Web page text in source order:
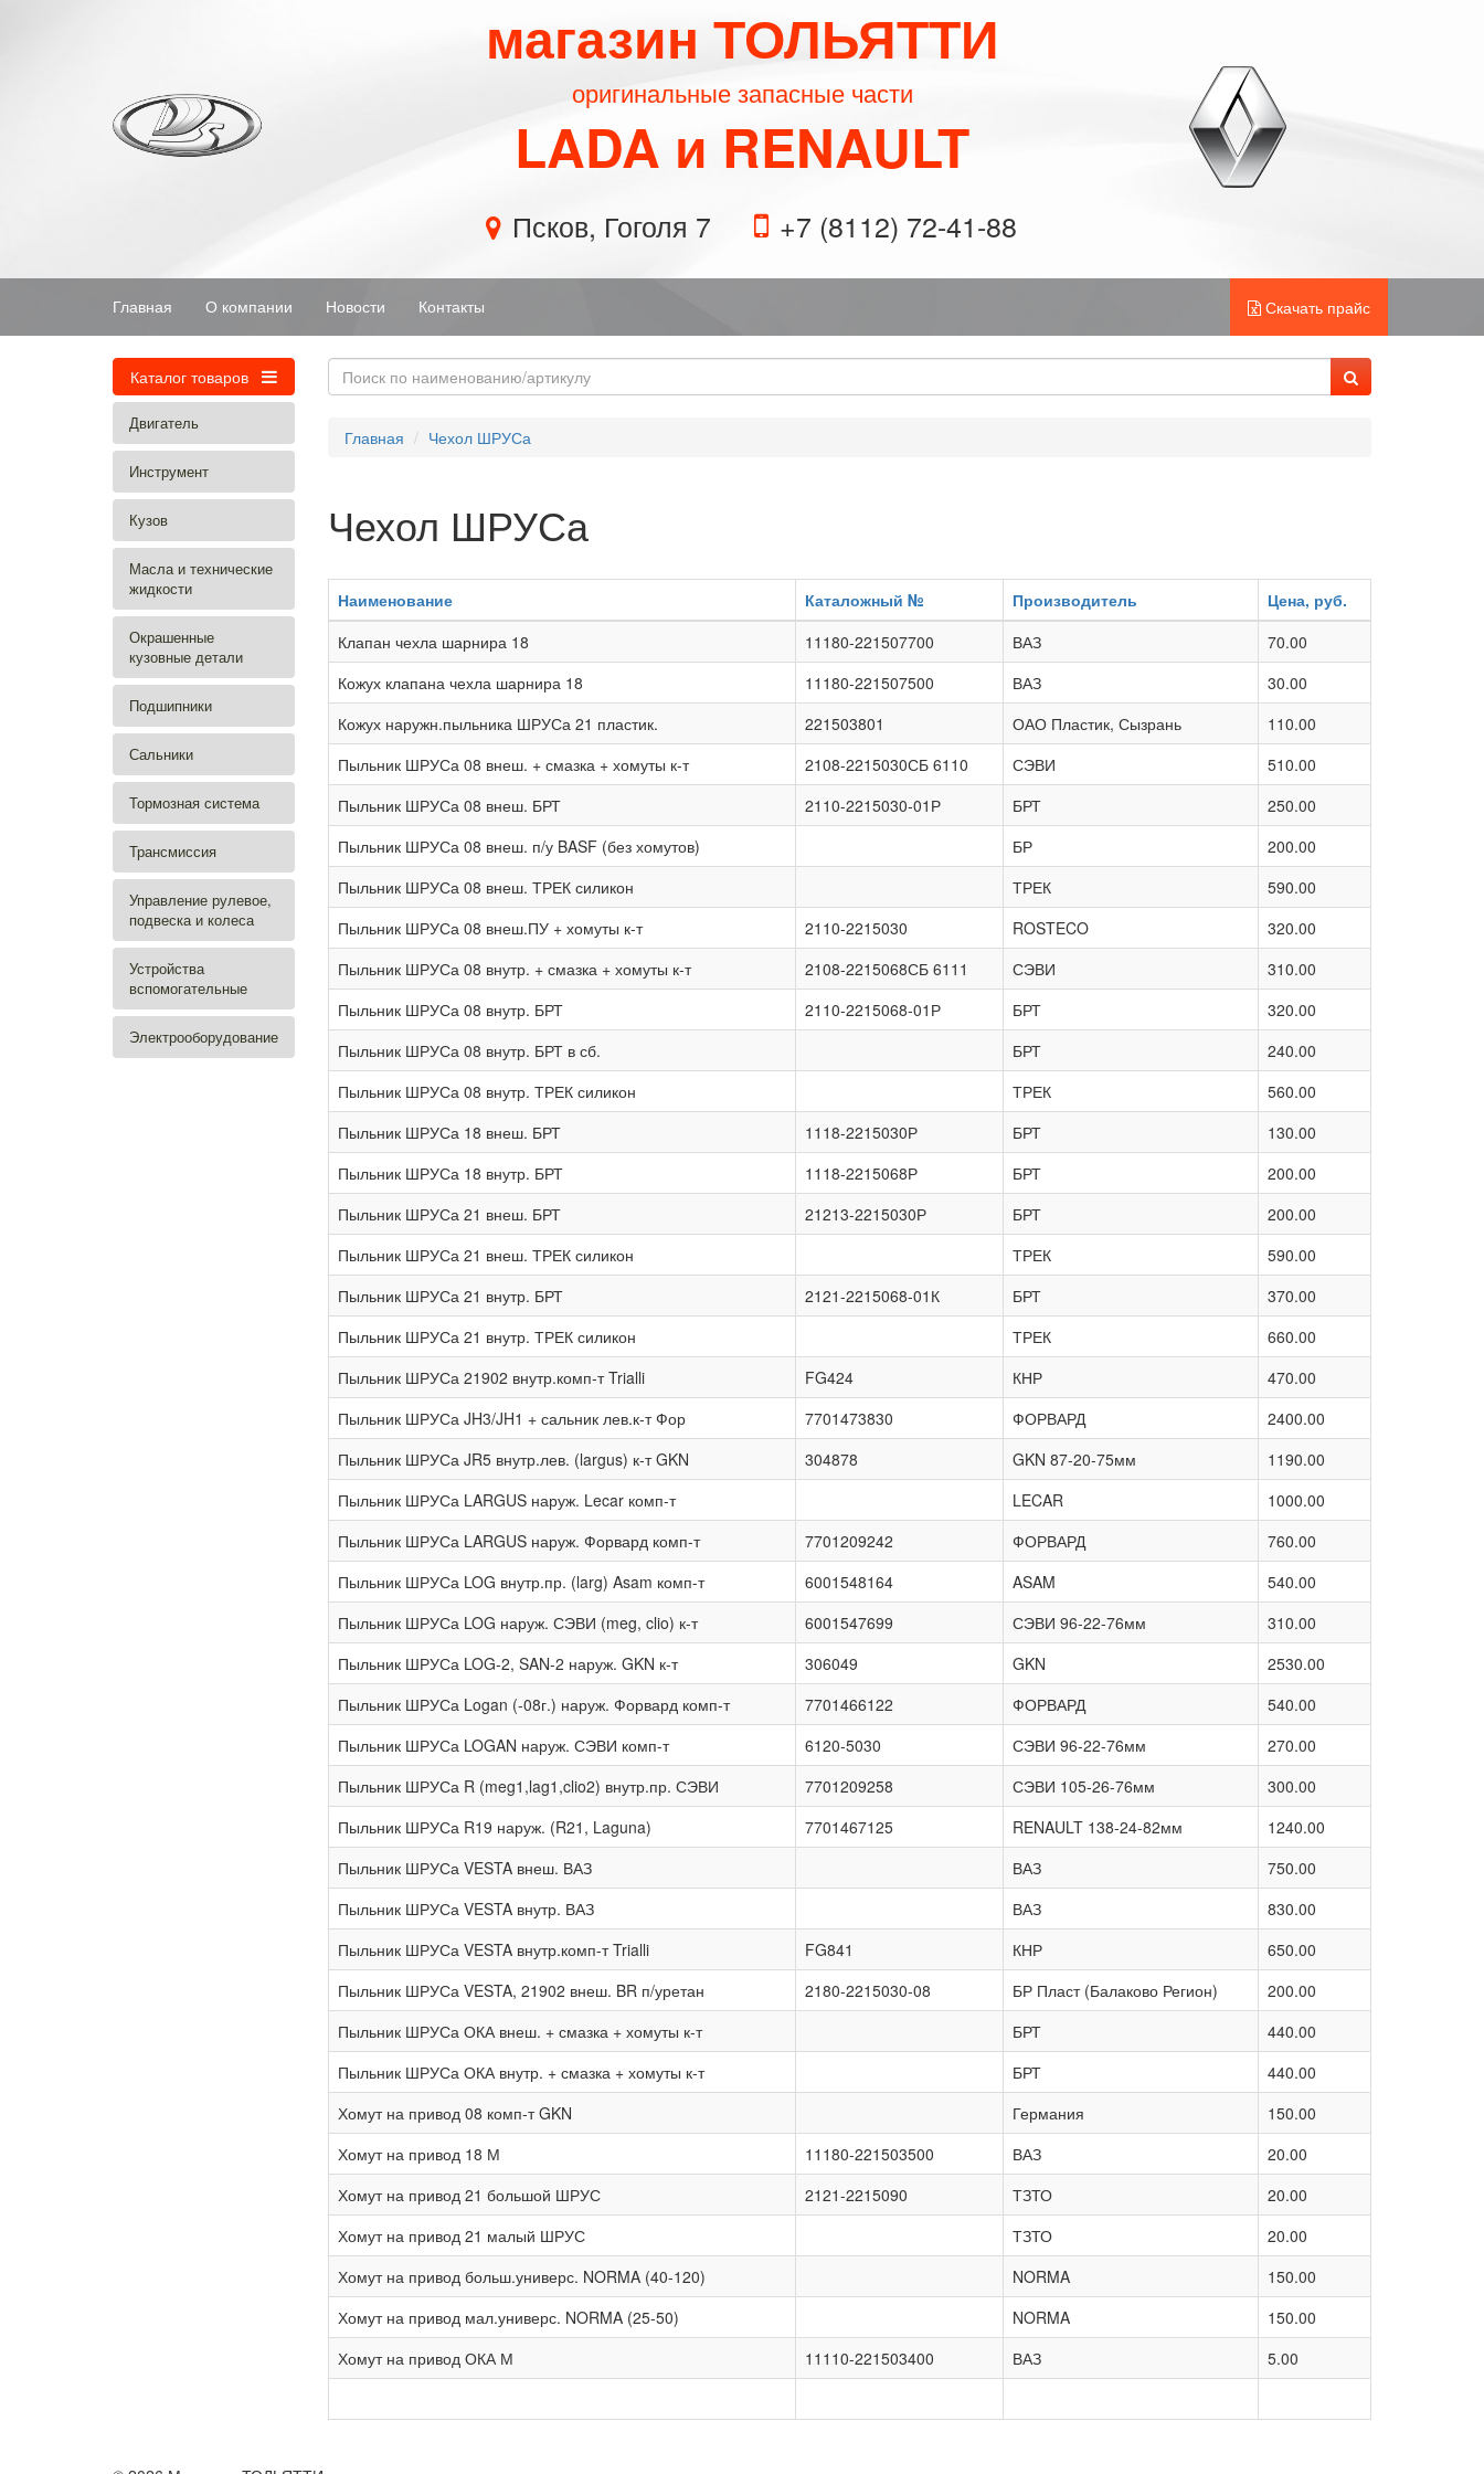
магазин ТОЛЬЯТТИ
оригинальные запасные части
LADA и RENAULT
Псков, Гоголя 7 +7 (8112) 72-41-88
Главная О компании Новости Контакты Скачать прайс
Каталог товаров
Двигатель
Инструмент
Кузов
Масла и технические
жидкости
Окрашенные
кузовные детали
Подшипники
Сальники
Тормозная система
Трансмиссия
Управление рулевое,
подвеска и колеса
Устройства
вспомогательные
Электрооборудование
Главная Чехол ШРУСа
Чехол ШРУСа
Наименование Каталожный № Производитель
Цена, руб.
Клапан чехла шарнира 18
11180-221507700 ВАЗ
70.00
Кожух клапана чехла шарнира 18
11180-221507500 ВАЗ
30.00
Кожух наружн.пыльника ШРУСа 21 пластик.
221503801 ОАО Пластик, Сызрань
110.00
Пыльник ШРУСа 08 внеш. + смазка + хомуты к-т
2108-2215030СБ 6110 СЭВИ
510.00
Пыльник ШРУСа 08 внеш. БРТ
2110-2215030-01Р БРТ
250.00
Пыльник ШРУСа 08 внеш. п/у BASF (без хомутов)
БР
200.00
Пыльник ШРУСа 08 внеш. ТРЕК силикон
ТРЕК
590.00
Пыльник ШРУСа 08 внеш.ПУ + хомуты к-т
2110-2215030 ROSTECO
320.00
Пыльник ШРУСа 08 внутр. + смазка + хомуты к-т
2108-2215068СБ 6111 СЭВИ
310.00
Пыльник ШРУСа 08 внутр. БРТ
2110-2215068-01Р БРТ
320.00
Пыльник ШРУСа 08 внутр. БРТ в сб.
БРТ
240.00
Пыльник ШРУСа 08 внутр. ТРЕК силикон
ТРЕК
560.00
Пыльник ШРУСа 18 внеш. БРТ
1118-2215030Р БРТ
130.00
Пыльник ШРУСа 18 внутр. БРТ
1118-2215068Р БРТ
200.00
Пыльник ШРУСа 21 внеш. БРТ
21213-2215030Р БРТ
200.00
Пыльник ШРУСа 21 внеш. ТРЕК силикон
ТРЕК
590.00
Пыльник ШРУСа 21 внутр. БРТ
2121-2215068-01К БРТ
370.00
Пыльник ШРУСа 21 внутр. ТРЕК силикон
ТРЕК
660.00
Пыльник ШРУСа 21902 внутр.комп-т Trialli
FG424 КНР
470.00
Пыльник ШРУСа JH3/JH1 + сальник лев.к-т Фор
7701473830 ФОРВАРД
2400.00
Пыльник ШРУСа JR5 внутр.лев. (largus) к-т GKN
304878 GKN 87-20-75мм
1190.00
Пыльник ШРУСа LARGUS наруж. Lecar комп-т
LECAR
1000.00
Пыльник ШРУСа LARGUS наруж. Форвард комп-т
7701209242 ФОРВАРД
760.00
Пыльник ШРУСа LOG внутр.пр. (larg) Asam комп-т
6001548164 ASAM
540.00
Пыльник ШРУСа LOG наруж. СЭВИ (meg, clio) к-т
6001547699 СЭВИ 96-22-76мм
310.00
Пыльник ШРУСа LOG-2, SAN-2 наруж. GKN к-т
306049 GKN
2530.00
Пыльник ШРУСа Logan (-08г.) наруж. Форвард комп-т
7701466122 ФОРВАРД
540.00
Пыльник ШРУСа LOGAN наруж. СЭВИ комп-т
6120-5030 СЭВИ 96-22-76мм
270.00
Пыльник ШРУСа R (meg1,lag1,clio2) внутр.пр. СЭВИ
7701209258 СЭВИ 105-26-76мм
300.00
Пыльник ШРУСа R19 наруж. (R21, Laguna)
7701467125 RENAULT 138-24-82мм
1240.00
Пыльник ШРУСа VESTA внеш. ВАЗ
ВАЗ
750.00
Пыльник ШРУСа VESTA внутр. ВАЗ
ВАЗ
830.00
Пыльник ШРУСа VESTA внутр.комп-т Trialli
FG841 КНР
650.00
Пыльник ШРУСа VESTA, 21902 внеш. BR п/уретан
2180-2215030-08 БР Пласт (Балаково Регион)
200.00
Пыльник ШРУСа ОКА внеш. + смазка + хомуты к-т
БРТ
440.00
Пыльник ШРУСа ОКА внутр. + смазка + хомуты к-т
БРТ
440.00
Хомут на привод 08 комп-т GKN
Германия
150.00
Хомут на привод 18 М
11180-221503500 ВАЗ
20.00
Хомут на привод 21 большой ШРУС
2121-2215090 ТЗТО
20.00
Хомут на привод 21 малый ШРУС
ТЗТО
20.00
Хомут на привод больш.универс. NORMA (40-120)
NORMA
150.00
Хомут на привод мал.универс. NORMA (25-50)
NORMA
150.00
Хомут на привод ОКА М
11110-221503400 ВАЗ 5.00